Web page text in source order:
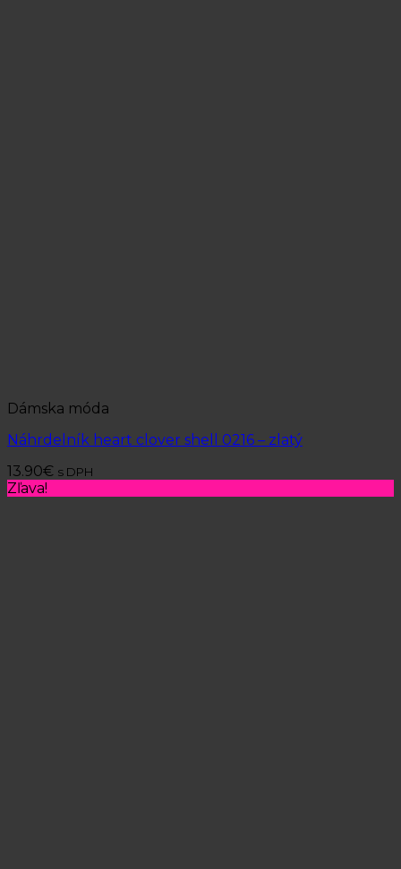
Dámska móda
Náhrdelník heart clover shell 0216 – zlatý
13.90€ s DPH
Zľava!